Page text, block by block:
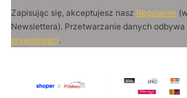
Zapisując się, akceptujesz nasz Regulamin
Newslettera). Przetwarzanie danych odbywa
prywatności.